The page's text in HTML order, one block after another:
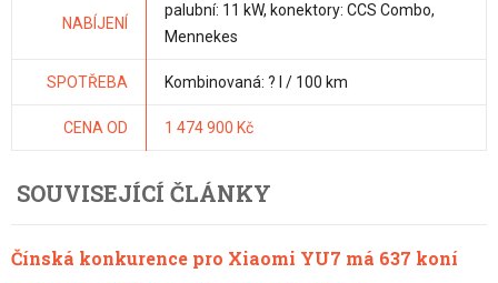
NABÍJENÍ
palubní: 11 kW, konektory: CCS Combo,
Mennekes
SPOTŘEBA Kombinovaná: ? l / 100 km
CENA OD 1 474 900 Kč
SOUVISEJÍCÍ ČLÁNKY
Čínská konkurence pro Xiaomi YU7 má 637 koní